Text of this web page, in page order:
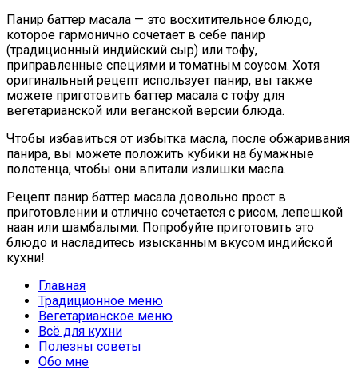
Панир баттер масала — это восхитительное блюдо,
которое гармонично сочетает в себе панир
(традиционный индийский сыр) или тофу,
приправленные специями и томатным соусом. Хотя
оригинальный рецепт использует панир, вы также
можете приготовить баттер масала с тофу для
вегетарианской или веганской версии блюда.
Чтобы избавиться от избытка маслa, после обжаривания
панира, вы можете положить кубики на бумажные
полотенца, чтобы они впитали излишки масла.
Рецепт панир баттер масала довольно прост в
приготовлении и отлично сочетается с рисом, лепешкой
наан или шамбалыми. Попробуйте приготовить это
блюдо и насладитесь изысканным вкусом индийской
кухни!
Главная
Традиционное меню
Вегетарианское меню
Всё для кухни
Полезны советы
Обо мне